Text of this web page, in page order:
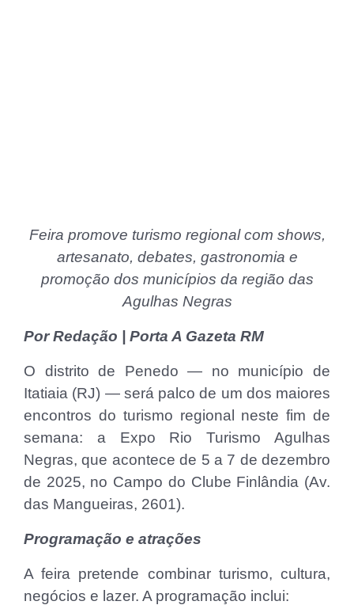
Feira promove turismo regional com shows,
artesanato, debates, gastronomia e
promoção dos municípios da região das
Agulhas Negras
Por Redação | Porta A Gazeta RM
O distrito de Penedo — no município de
Itatiaia (RJ) — será palco de um dos maiores
encontros do turismo regional neste fim de
semana: a Expo Rio Turismo Agulhas
Negras, que acontece de 5 a 7 de dezembro
de 2025, no Campo do Clube Finlândia (Av.
das Mangueiras, 2601).
Programação e atrações
A feira pretende combinar turismo, cultura,
negócios e lazer. A programação inclui: